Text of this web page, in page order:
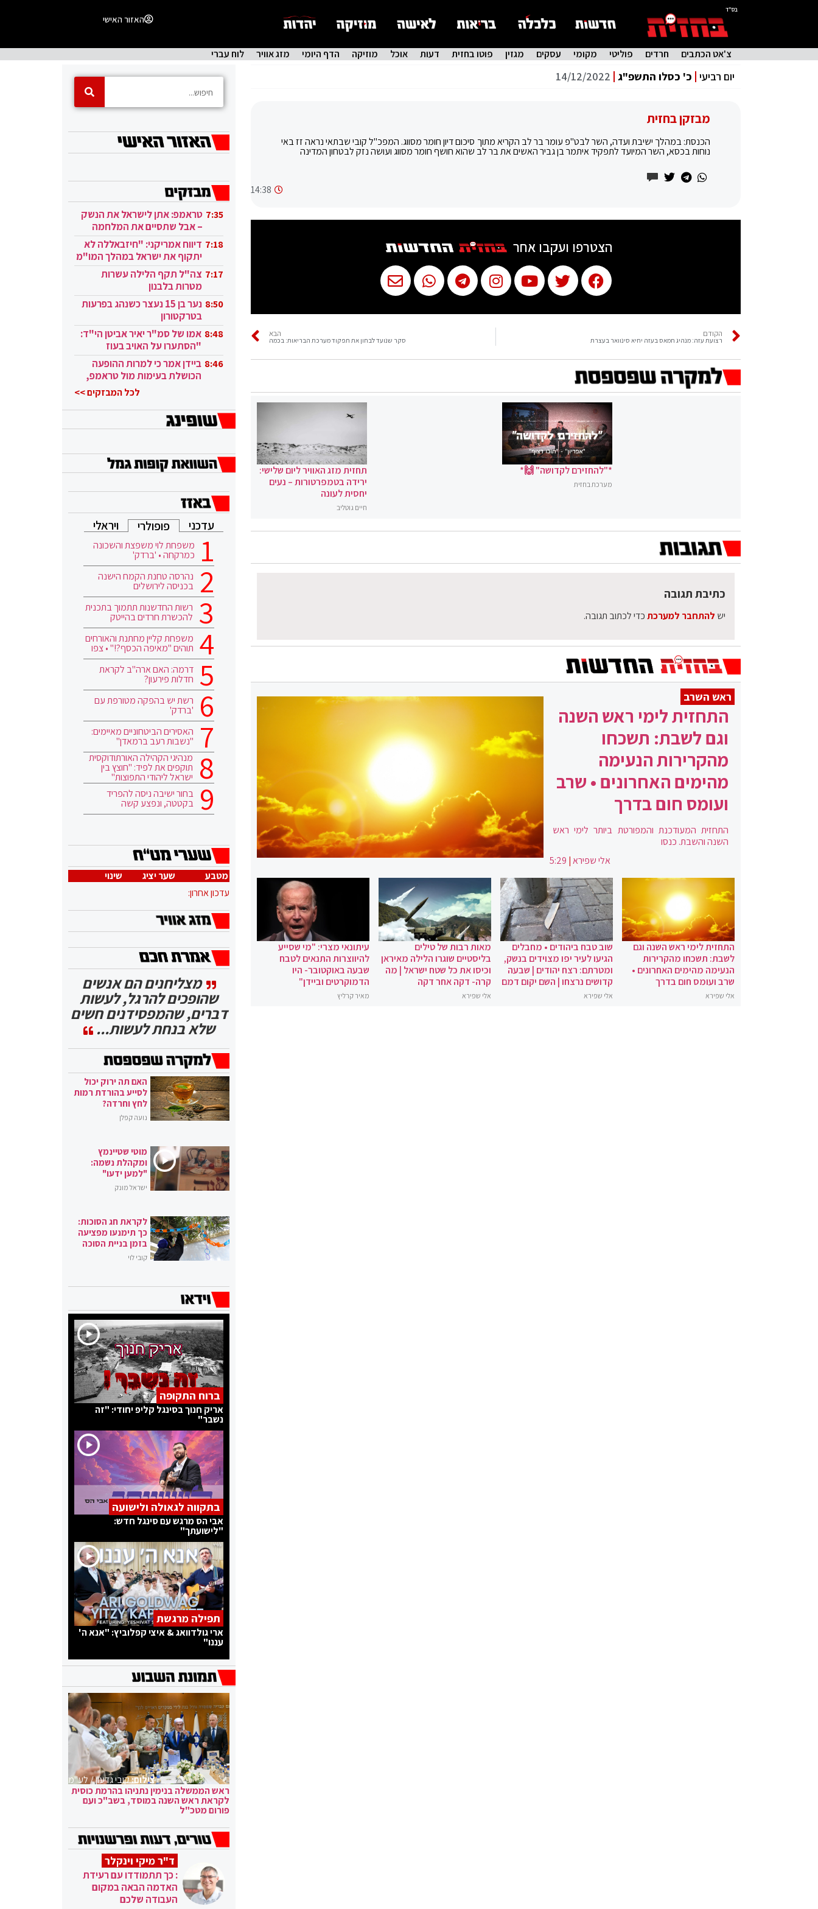
בס"ד
האזור האישי
צ'אט הכתבים חרדים פוליטי מקומי עסקים מגזין פוטו בחזית דעות אוכל מוזיקה הדף היומי מזג אוויר לוח עברי
יום רביעי כ' כסלו התשפ"ג 14/12/2022
מבזקן בחזית
הכנסת: במהלך ישיבת ועדה, השר לבט"פ עומר ‏בר לב הקריא מתוך סיכום דיון חומר מסווג. המפכ"ל קובי שבתאי נראה זז באי
נוחות בכסא, השר המיועד לתפקיד איתמר בן גביר האשים את בר לב שהוא חושף חומר מסווג ועושה נזק לבטחון המדינה
14:38
הצטרפו ועקבו אחר
הקודם
רצועת עזה: מנהיג חמאס בעזה יחיא סינוואר בעצרת
הבא
סקר שנועד לבחון את תפקוד מערכת הבריאות: בכמה
*"להחזירם לקדושה" 🙌*
מערכת בחזית
תחזית מזג האוויר ליום שלישי:
ירידה בטמפרטורות – נעים
יחסית לעונה
חיים גוטליב
כתיבת תגובה
יש להתחבר למערכתכדי לכתוב תגובה.
ראש השרב
התחזית לימי ראש השנה
וגם לשבת: תשכחו
מהקרירות הנעימה
מהימים האחרונים • שרב
ועומס חום בדרך
התחזית המעודכנת והמפורטת ביותר לימי ראש
השנה והשבת. כנסו
אלי שפירא|
5:29
התחזית לימי ראש השנה וגם
לשבת: תשכחו מהקרירות
הנעימה מהימים האחרונים •
שרב ועומס חום בדרך
אלי שפירא
שוב טבח ביהודים • מחבלים
הגיעו לעיר יפו מצוידים בנשק,
ומטרתם: רצח יהודים | שבעה
קדושים נרצחו | השם יקום דמם
אלי שפירא
מאות רבות של טילים
בליסטיים שוגרו הלילה מאיראן
וכיסו את כל שטח ישראל | מה
קרה- דקה אחר דקה
אלי שפירא
עיתונאי מצרי: "מי שסייע
להיווצרות התנאים לטבח
שבעה באוקטובר- היו
הדמוקרטים וביידן"
מאיר קרליץ
7:35 טראמפ: אתן לישראל את הנשק
– אבל שתסיים את המלחמה
בעזה 7:18 דיווח אמריקני: "חיזבאללה לא
יתקוף את ישראל במהלך המו"מ
בקטאר" 7:17 צה"ל תקף הלילה עשרות
מטרות בלבנון
8:50
נער בן 15 נעצר כשנהג בפרעות
בטרקטורון
8:48 אמו של סמ"ר יאיר אביטן הי"ד:
"הסתערו על האויב בעוז
ובגבורה" 8:46 ביידן אמר כי למרות ההופעה
הכושלת בעימות מול טראמפ,
לכל המבזקים >>
עדכני פופולרי ויראלי
משפחת לוי משפצת והשכונה
כמרקחה • 'ברדק'
נהרסה טחנת הקמח הישנה
בכניסה לירושלים
רשות החדשנות תתמוך בתכנית
להכשרת חרדים בהייטק
משפחת קליין מחתנת והאורחים
תוהים "מאיפה הכסף?!" • צפו
דרמה: האם ארה"ב לקראת
חדלות פירעון?
רשת יש בהפקה מטורפת עם
'ברדק'
האסירים הביטחוניים מאיימים:
"נשבות רעב ברמאדן"
מנהיגי הקהילה האורתודוקסית
תוקפים את לפיד: "חוצץ בין
ישראל ליהודי התפוצות"
בחור ישיבה ניסה להפריד
בקטטה, ונפצע קשה
מטבע שער יציג
שינוי
עדכון אחרון:
מצליחנים הם אנשים
שהופכים להרגל, לעשות
דברים, שהמפסידנים חשים
שלא בנחת לעשות...
האם תה ירוק יכול
לסייע בהורדת רמות
לחץ וחרדה?
נועה קפלן
מוטי שטיינמץ
ומקהלת נשמה:
"למען ידעו"
ישראל מונק
לקראת חג הסוכות:
כך תימנעו מפציעה
בזמן בניית הסוכה
קובי לוי
ברוח התקופה
אריק חנוך בסינגל קליפ יחודי: "זה
נשבר"
בתקווה לגאולה ולישועה
אבי הס מרגש עם סינגל חדש:
"לישועתך"
תפילה מרגשת
ארי גולדוואג & איצי קפלוביץ: "אנא ה'
עננו"
צילום:קובי גדעון / לע"מ
ראש הממשלה בנימין נתניהו בהרמת כוסית
לקראת ראש השנה במוסד, בשב"כ ועם
פורום מטכ"ל
ד"ר מיקי וינקלר
: כך תתמודדו עם רעידת
האדמה הבאה במקום
העבודה שלכם